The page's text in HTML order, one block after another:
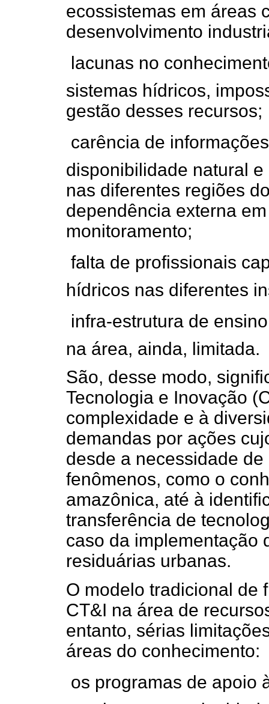
ecossistemas em áreas
desenvolvimento
 lacunas no
sistemas hídricos,
gestão desses recursos;
 carência de
disponibilidade natural
nas diferentes regiões
dependência externa
monitoramento;
 falta de profissionais
hídricos nas diferentes
 infra-estrutura de
na área, ainda, limitada.
São, desse modo,
Tecnologia e Inovação
complexidade e à
demandas por ações
desde a necessidade
fenômenos, como o
amazônica, até à
transferência de
caso da implementação
residuárias urbanas.
O modelo tradicional de
CT&I na área de
entanto, sérias
áreas do conhecimento:
 os programas de